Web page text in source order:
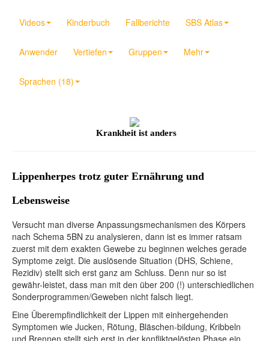
Videos Kinderbuch Fallberichte SBS Atlas
Anwender Vertiefen Gruppen Mehr
Sprachen (18)
Krankheit ist anders
Lippenherpes trotz guter Ernährung und
Lebensweise
Versucht man diverse Anpassungsmechanismen des Körpers
nach Schema 5BN zu analysieren, dann ist es immer ratsam
zuerst mit dem exakten Gewebe zu beginnen welches gerade
Symptome zeigt. Die auslösende Situation (DHS, Schiene,
Rezidiv) stellt sich erst ganz am Schluss. Denn nur so ist
gewähr-leistet, dass man mit den über 200 (!) unterschiedlichen
Sonderprogrammen/Geweben nicht falsch liegt.
Eine Überempfindlichkeit der Lippen mit einhergehenden
Symptomen wie Jucken, Rötung, Bläschen-bildung, Kribbeln